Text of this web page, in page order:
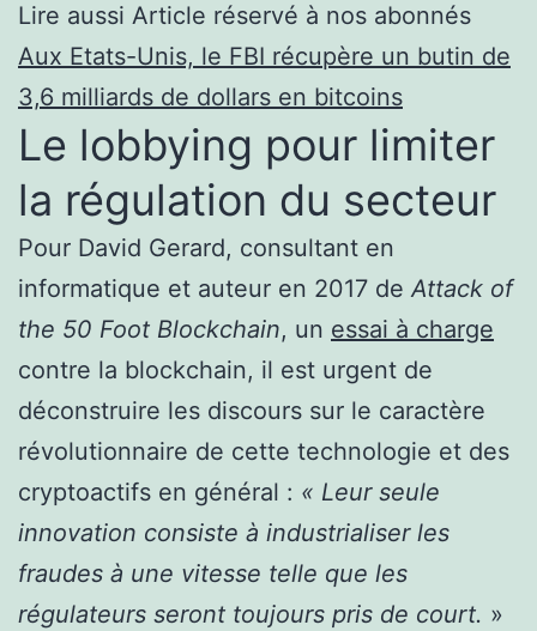
Lire aussi Article réservé à nos abonnés
Aux Etats-Unis, le FBI récupère un butin de
3,6 milliards de dollars en bitcoins
Le lobbying pour limiter
la régulation du secteur
Pour David Gerard, consultant en
informatique et auteur en 2017 deAttack of
the 50 Foot Blockchain, un essai à charge
contre la blockchain, il est urgent de
déconstruire les discours sur le caractère
révolutionnaire de cette technologie et des
cryptoactifs en général : « Leur seule
innovation consiste à industrialiser les
fraudes à une vitesse telle que les
régulateurs seront toujours pris de court. »